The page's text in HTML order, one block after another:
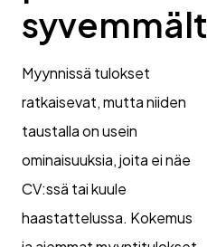
Myynnissä tulokset
ratkaisevat, mutta niiden
taustalla on usein
ominaisuuksia, joita ei näe
CV:ssä tai kuule
haastattelussa. Kokemus